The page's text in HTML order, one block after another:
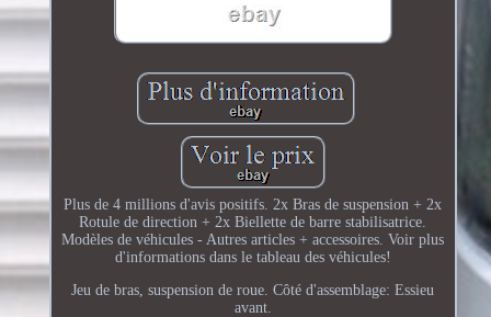
Plus de 4 millions d'avis positifs. 2x Bras de suspension + 2x
Rotule de direction + 2x Biellette de barre stabilisatrice.
Modèles de véhicules - Autres articles + accessoires. Voir plus
d'informations dans le tableau des véhicules!
Jeu de bras, suspension de roue. Côté d'assemblage: Essieu
avant.